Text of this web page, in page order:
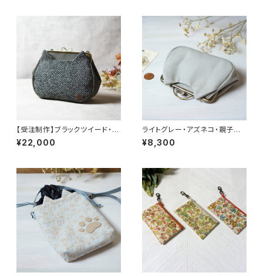
【受注制作】ブラックツイード・ア
ズネコ・がま口バッグ【季節限
定】
¥22,000
ライトグレー・アズネコ・親子が
ま口財布
¥8,300